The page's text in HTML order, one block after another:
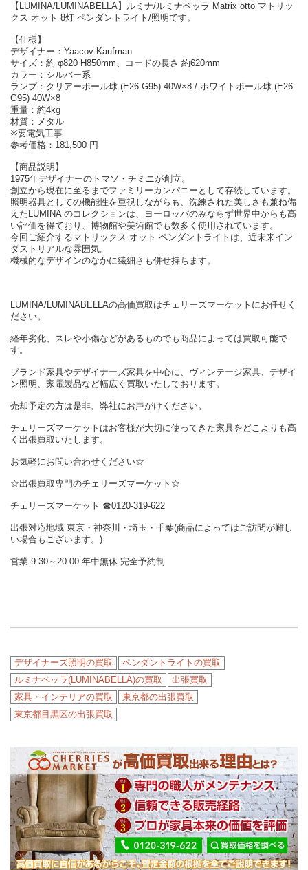
【LUMINA/LUMINABELLA】ルミナ/ルミナベッラ Matrix otto マトリッ
クス オット 8灯 ペンダントライト/照明です。
【仕様】
デザイナー：Yaacov Kaufman
サイズ：約 φ820 H850mm、コードの長さ 約620mm
カラー：シルバー系
ランプ：クリアーボール球 (E26 G95) 40W×8 / ホワイトボール球 (E26
G95) 40W×8
重量：約4kg
材質：メタル
※要電気工事
参考価格：181,500 円
【商品説明】
1975年デザイナーのトマソ・チミニが創立。
創立から現在に至るまでファミリーカンパニーとして存続しています。
照明器具としての機能性を重視しながらも、洗練された美しさも兼ね備
えたLUMINA のコレクションは、ヨーロッパのみならず世界中からも高
い評価を得ており、博物館や美術館でも数多く使用されています。
今回ご紹介するマトリックス オット ペンダントライトは、近未来イン
ダストリアルな雰囲気。
機械的なデザインのなかに繊細さも併せ持ちます。
LUMINA/LUMINABELLAの高価買取はチェリーズマーケットにお任せく
ださい。
経年劣化、スレや小傷などがあるものでも商品によっては買取可能で
す。
ブランド家具やデザイナーズ家具を中心に、ヴィンテージ家具、デザイ
ン照明、家電製品など幅広く買取いたしております。
売却予定の方は是非、弊社にお声がけください。
チェリーズマーケットはお客様が大切に使ってきた家具をどこよりも高
く出張買取いたします。
お気軽にお問い合わせください☆
☆出張買取専門のチェリーズマーケット☆
チェリーズマーケット ☎︎0120-319-622
出張対応地域 東京・神奈川・埼玉・千葉(商品によってはご訪問が難し
い場合もございます。)
営業 9:30～20:00 年中無休 完全予約制
デザイナーズ照明の買取
ペンダントライトの買取
ルミナベッラ(LUMINABELLA)の買取
出張買取
家具・インテリアの買取
東京都の出張買取
東京都目黒区の出張買取